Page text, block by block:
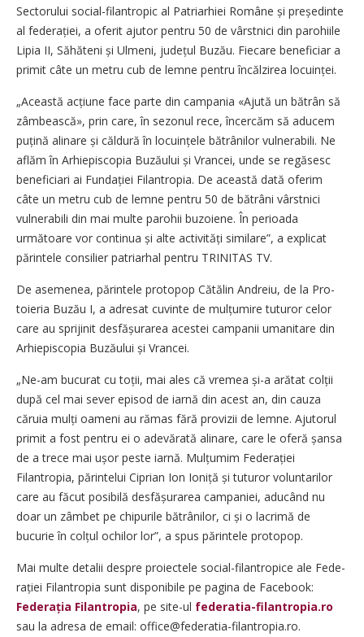
Sectorului social-filantropic al Patriarhiei Române și preșe­dinte
al federației, a oferit ajutor pentru 50 de vârstnici din parohiile
Lipia II, Săhăteni și Ulmeni, județul Buzău. Fiecare beneficiar a
primit câte un metru cub de lemne pentru încălzirea locuinței.
„Această acțiune face parte din campania «Ajută un bătrân să
zâmbească», prin care, în sezonul rece, încercăm să aducem
puțină alinare și căldură în locuințele bătrânilor vulnerabili. Ne
aflăm în Arhiepiscopia Buzăului și Vrancei, unde se regăsesc
beneficiari ai Fundației Filantropia. De această dată oferim
câte un metru cub de lemne pentru 50 de bătrâni vârstnici
vulnerabili din mai multe parohii buzoiene. În perioada
următoare vor continua și alte activități similare”, a explicat
părintele consilier patriarhal pentru TRINITAS TV.
De asemenea, părintele protopop Cătălin Andreiu, de la Pro­
toieria Buzău I, a adresat cu­vinte de mulțumire tuturor celor
care au sprijinit desfășu­rarea acestei campanii umanitare din
Arhiepiscopia Buzăului și Vrancei.
„Ne-am bucurat cu toții, mai ales că vremea și-a arătat colții
după cel mai sever episod de iarnă din acest an, din cauza
căruia mulți oameni au rămas fără provizii de lemne. Ajutorul
primit a fost pentru ei o adevărată alinare, care le oferă șansa
de a trece mai ușor peste iarnă. Mulțumim Federației
Filantropia, părintelui Ciprian Ion Ioniță și tuturor voluntarilor
care au făcut posibilă desfășurarea campaniei, aducând nu
doar un zâmbet pe chipurile bătrânilor, ci și o lacrimă de
bucurie în col­țul ochilor lor”, a spus părintele protopop.
Mai multe detalii despre proiectele social-filantropice ale Fe­de­
rației Filantropia sunt disponibile pe pagina de Facebook:
Federația Filantropia, pe site-ul federatia-filantropia.ro
sau la adresa de email: office@federatia-filantropia.ro.